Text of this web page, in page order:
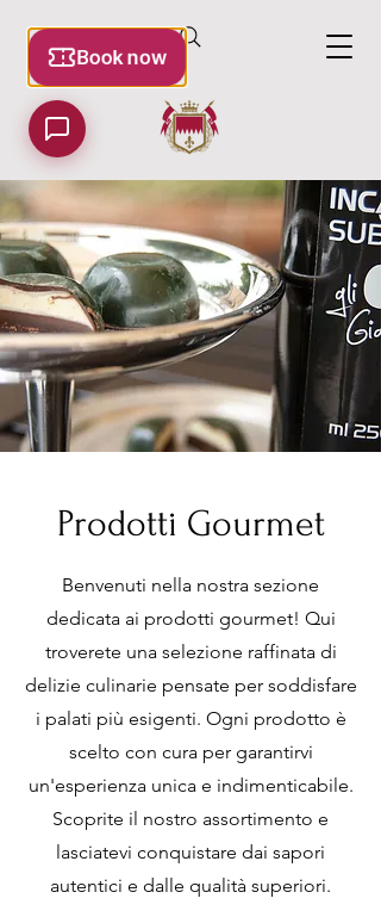
Prodotti Gourmet
Benvenuti nella nostra sezione
dedicata ai prodotti gourmet! Qui
troverete una selezione raffinata di
delizie culinarie pensate per soddisfare
i palati più esigenti. Ogni prodotto è
scelto con cura per garantirvi
un'esperienza unica e indimenticabile.
Scoprite il nostro assortimento e
lasciatevi conquistare dai sapori
autentici e dalle qualità superiori.